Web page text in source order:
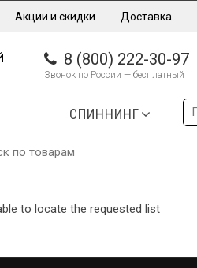
Акции и скидки Доставка
8 (800) 222-30-97
Звонок по России — бесплатный
СПИННИНГ
to locate the requested list